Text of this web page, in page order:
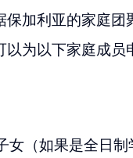
保加利亚的家庭团
为以下家庭成员
女（如果是全日